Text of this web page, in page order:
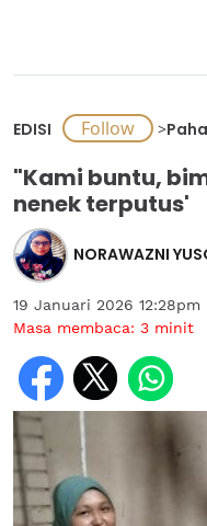
EDISI >
"Kami buntu,
nenek terputus'
NORAWAZNI
19 Januari 2026 12:28pm
Masa membaca: 3 minit